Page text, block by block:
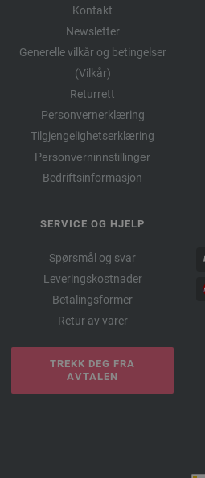
Kontakt
Newsletter
Generelle vilkår og betingelser
(Vilkår)
Returrett
Personvernerklæring
Tilgjengelighetserklæring
Personverninnstillinger
Bedriftsinformasjon
SERVICE OG HJELP
Spørsmål og svar
Leveringskostnader
Betalingsformer
Retur av varer
TREKK DEG FRA
AVTALEN